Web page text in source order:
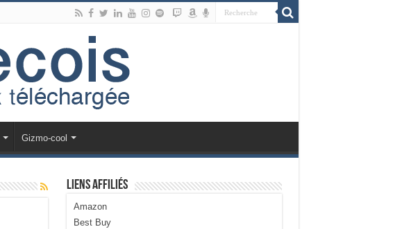
Gizmo-cool
Liens Affiliés
Amazon
Best Buy